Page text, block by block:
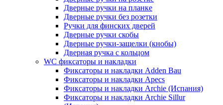
Дверные ручки на планке
Дверные ручки без розетки
Ручки для финских дверей
Дверные ручки скобы
Дверные ручки-защелки (кнобы)
Дверная ручка с кольцом
WC фиксаторы и накладки
Фиксаторы и накладки Adden Bau
Фиксаторы и накладки Apecs
Фиксаторы и накладки Archie (Испания)
Фиксаторы и накладки Archie Sillur